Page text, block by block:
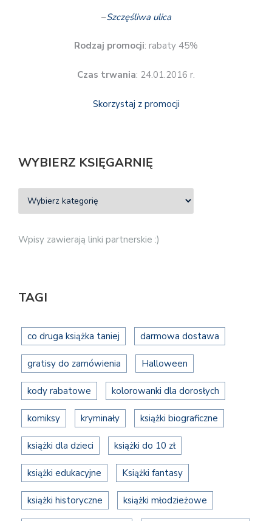
–Szczęśliwa ulica
Rodzaj promocji: rabaty 45%
Czas trwania: 24.01.2016 r.
Skorzystaj z promocji
WYBIERZ KSIĘGARNIĘ
Wpisy zawierają linki partnerskie :)
TAGI
co druga książka taniej darmowa dostawa
gratisy do zamówienia Halloween
kody rabatowe kolorowanki dla dorosłych
komiksy kryminały książki biograficzne
książki dla dzieci książki do 10 zł
książki edukacyjne Książki fantasy
książki historyczne książki młodzieżowe